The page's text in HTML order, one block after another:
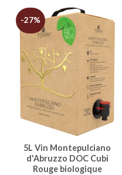
-27%
5L Vin Montepulciano
d'Abruzzo DOC Cubi
Rouge biologique